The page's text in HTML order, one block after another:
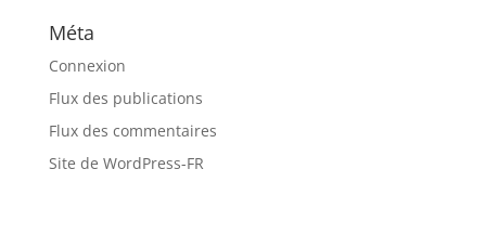
Méta
Connexion
Flux des publications
Flux des commentaires
Site de WordPress-FR